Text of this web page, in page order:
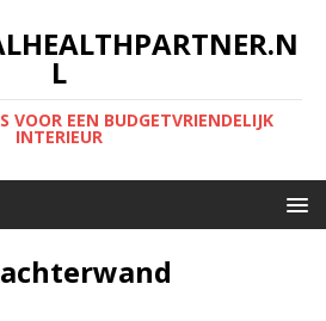
L
VOOR EEN BUDGETVRIENDELIJK
INTERIEUR